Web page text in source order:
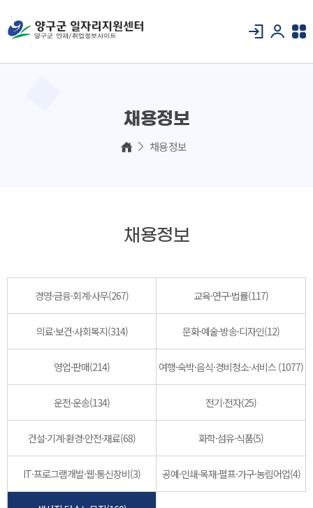
채용정보
채용정보
채용정보
경영·금융·회계·사무(267) 교육·연구·법률(117)
의료·보건·사회복지(314) 문화·예술·방송·디자인(12)
영업·판매(214) 여행·숙박·음식·경비청소·서비스 (1077)
운전·운송(134) 전기·전자(25)
건설·기계·환경·안전·재료(68) 화학·섬유·식품(5)
IT·프로그램개발·웹·통신장비(3) 공예·인쇄·목재·펄프·가구·농림어업(4)